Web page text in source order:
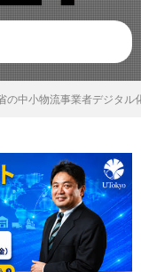
の中小物流事業者デジタ